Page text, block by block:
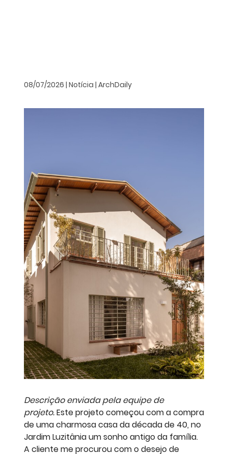
08/07/2026 | Notícia | ArchDaily
Descrição enviada pela equipe de
projeto.Este projeto começou com a compra
de uma charmosa casa da década de 40, no
Jardim Luzitânia um sonho antigo da família.
A cliente me procurou com o desejo de